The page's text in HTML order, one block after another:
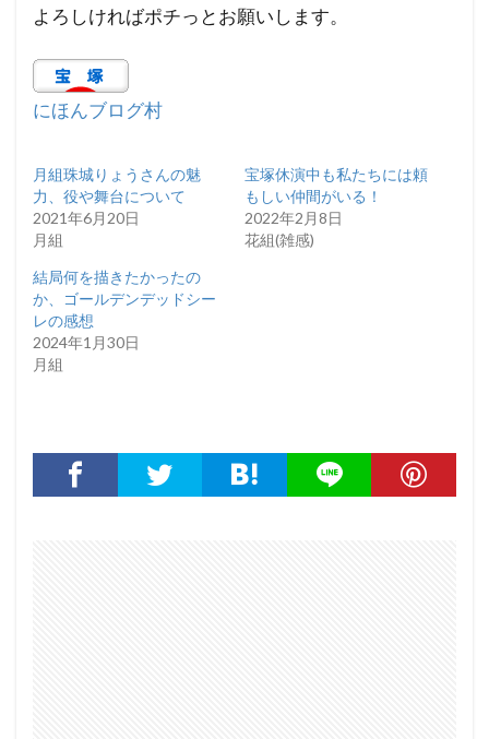
よろしければポチっとお願いします。
にほんブログ村
月組珠城りょうさんの魅
力、役や舞台について
2021年6月20日
月組
宝塚休演中も私たちには頼
もしい仲間がいる！
2022年2月8日
花組(雑感)
結局何を描きたかったの
か、ゴールデンデッドシー
レの感想
2024年1月30日
月組